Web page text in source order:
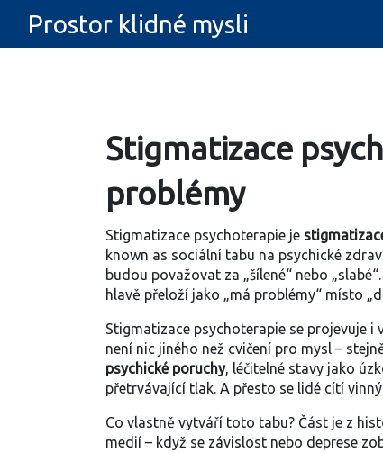
Prostor klidné mysli
Stigmatizace
problémy
Stigmatizace psychoterapie je
known as sociální tabu na psychické
budou považovat za „šílené“ nebo „slabé“
hlavě přeloží jako „má problémy“ místo
Stigmatizace psychoterapie se projevuje i
není nic jiného než cvičení pro mysl –
psychické poruchy, léčitelné stavy jako
přetrvávající tlak. A přesto se lidé cítí
Co vlastně vytváří toto tabu? Část je z
medií – když se závislost nebo deprese